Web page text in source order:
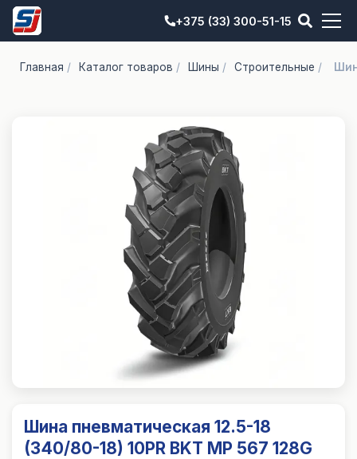
+375 (33) 300-51-15
Главная / Каталог товаров / Шины / Строительные /
Шина пневматическая 12.5-18
(340/80-18) 10PR BKT MP 567 128G